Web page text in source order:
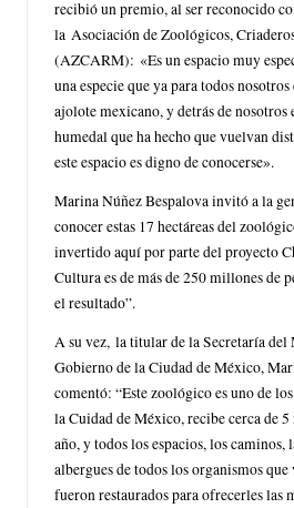
recibió un premio, al ser reconocido
la Asociación de Zoológicos,
(AZCARM): «Es un espacio muy
una especie que ya para todos
ajolote mexicano, y detrás de nosotros
humedal que ha hecho que vuelvan
este espacio es digno de conocerse».
Marina Núñez Bespalova invitó a la
conocer estas 17 hectáreas del
invertido aquí por parte del proyecto
Cultura es de más de 250 millones de
el resultado”.
A su vez, la titular de la Secretaría
Gobierno de la Ciudad de México,
comentó: “Este zoológico es uno de
la Cuidad de México, recibe cerca de
año, y todos los espacios, los caminos,
albergues de todos los organismos
fueron restaurados para ofrecerles las